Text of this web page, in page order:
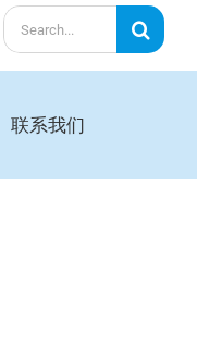
Search
for:
联系我们